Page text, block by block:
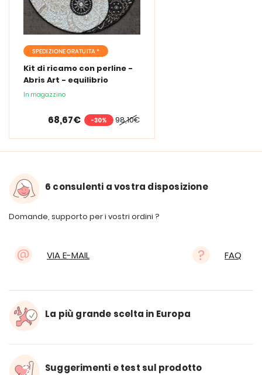
SPEDIZIONE GRATUITA *
Kit di ricamo con perline -
Abris Art - equilibrio
In magazzino
98,10€
68,67€ -30%
6 consulenti a vostra disposizione
Domande, supporto per i vostri ordini ?
VIA E-MAIL FAQ
La più grande scelta in Europa
Suggerimenti e test sul prodotto